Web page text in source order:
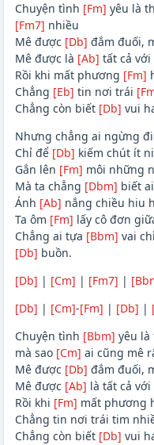
Chuyện tình [Fm] yêu là
[Fm7] nhiều
Mê được [Db] đắm đuối,
Mê được là [Ab] tất cả
Rồi khi mất phương [Fm]
Chẳng [Eb] tin nơi trái
Chẳng còn biết [Db] vui
Nhưng chẳng ai ngừng đi
Chỉ để [Db] kiếm chút ít
Gắn lên [Fm] môi những
Mà ta chẳng [Dbm] biết
Ánh [Ab] nắng chiều hiu
Ta ôm [Fm] lấy cô đơn
Chẳng ai tựa [Bbm] vai
[Db] buồn.
[Db] | [Cm] | [Fm7] |
[Db] | [Cm]-[Fm] | [Db] |
Chuyện tình [Bbm] yêu là
mà sao [Cm] ai cũng mê
Mê được [Db] đắm đuối,
Mê được [Ab] là tất cả
Rồi khi [Fm] mất phương
Chẳng tin nơi trái tim
Chẳng còn biết [Db] vui